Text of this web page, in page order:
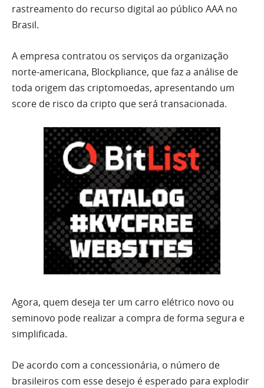
rastreamento do recurso digital ao público AAA no
Brasil.
A empresa contratou os serviços da organização
norte-americana, Blockpliance, que faz a análise de
toda origem das criptomoedas, apresentando um
score de risco da cripto que será transacionada.
Agora, quem deseja ter um carro elétrico novo ou
seminovo pode realizar a compra de forma segura e
simplificada.
De acordo com a concessionária, o número de
brasileiros com esse desejo é esperado para explodir